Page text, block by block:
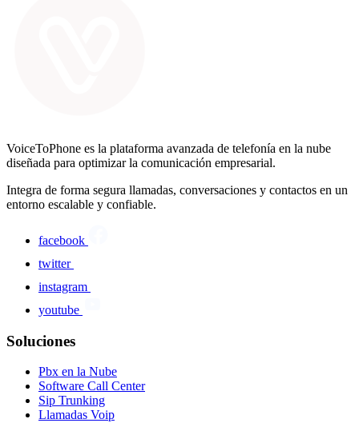
VoiceToPhone es la plataforma avanzada de telefonía en la nube
diseñada para optimizar la comunicación empresarial.
Integra de forma segura llamadas, conversaciones y contactos en un
entorno escalable y confiable.
facebook
twitter
instagram
youtube
Soluciones
Pbx en la Nube
Software Call Center
Sip Trunking
Llamadas Voip